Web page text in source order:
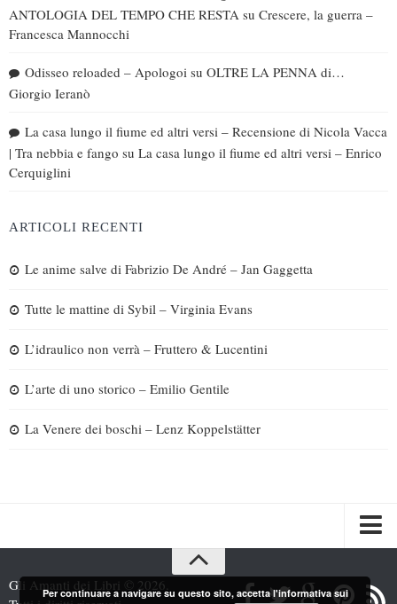
ANTOLOGIA DEL TEMPO CHE RESTA su Crescere, la guerra –
Francesca Mannocchi
Odisseo reloaded – Apologoi su OLTRE LA PENNA di…
Giorgio Ieranò
La casa lungo il fiume ed altri versi – Recensione di Nicola Vacca
| Tra nebbia e fango su La casa lungo il fiume ed altri versi – Enrico
Cerquiglini
ARTICOLI RECENTI
Le anime salve di Fabrizio De André – Jan Gaggetta
Tutte le mattine di Sybil – Virginia Evans
L’idraulico non verrà – Fruttero & Lucentini
L’arte di uno storico – Emilio Gentile
La Venere dei boschi – Lenz Koppelstätter
Recensioni
Gli Amanti dei Libri © 2026.
Per continuare a navigare su questo sito, accetta l'informativa sui